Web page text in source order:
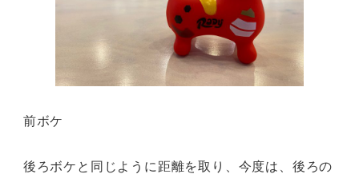
前ボケ
後ろボケと同じように距離を取り、今度は、後ろの